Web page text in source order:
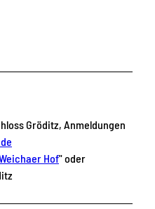
Gröditz, Anmeldungen
Hof" oder